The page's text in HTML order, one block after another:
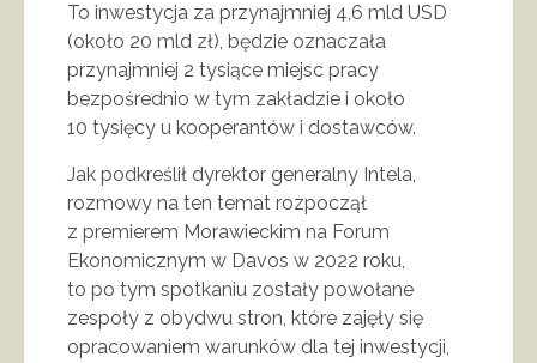
To inwestycja za przynajmniej 4,6 mld USD
(około 20 mld zł), będzie oznaczała
przynajmniej 2 tysiące miejsc pracy
bezpośrednio w tym zakładzie i około
10 tysięcy u kooperantów i dostawców.
Jak podkreślił dyrektor generalny Intela,
rozmowy na ten temat rozpoczął
z premierem Morawieckim na Forum
Ekonomicznym w Davos w 2022 roku,
to po tym spotkaniu zostały powołane
zespoły z obydwu stron, które zajęły się
opracowaniem warunków dla tej inwestycji,